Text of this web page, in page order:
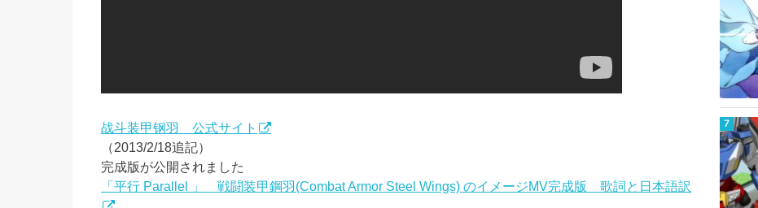
战斗装甲钢羽 公式サイト
（2013/2/18追記）
完成版が公開されました
「平行 Parallel 」 戦闘装甲鋼羽(Combat Armor Steel Wings) のイメージMV完成版 歌詞と日本語訳